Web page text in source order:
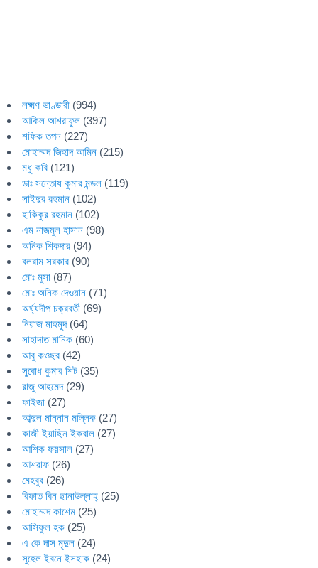
লক্ষ্মণ ভাণ্ডারী (994)
আকিল আশরাফুল (397)
শফিক তপন (227)
মোহাম্মদ জিহাদ আমিন (215)
মধু কবি (121)
ডাঃ সন্তোষ কুমার মন্ডল (119)
সাইদুর রহমান (102)
হাকিকুর রহমান (102)
এম নাজমুল হাসান (98)
অনিক শিকদার (94)
বলরাম সরকার (90)
মোঃ মুসা (87)
মোঃ অনিক দেওয়ান (71)
অর্ঘ্যদীপ চক্রবর্তী (69)
নিয়াজ মাহমুদ(64)
সাহাদাত মানিক (60)
আবু কওছর (42)
সুবোধ কুমার শিট (35)
রাজু আহমেদ(29)
ফাইজা (27)
আব্দুল মান্নান মল্লিক (27)
কাজী ইয়াছিন ইকবাল (27)
আশিক ফয়সাল (27)
আশরাফ (26)
মেহবুব (26)
রিফাত বিন ছানাউল্লাহ্ (25)
মোহাম্মদ কাশেম (25)
আসিফুল হক (25)
এ কে দাস মৃদুল (24)
সুহেল ইবনে ইসহাক (24)